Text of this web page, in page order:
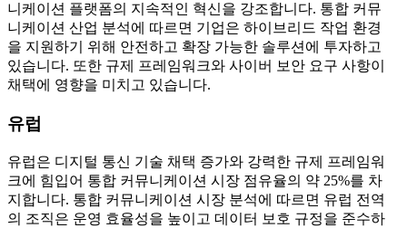
니케이션 플랫폼의 지속적인 혁신을 강조합니다. 통합 커뮤
니케이션 산업 분석에 따르면 기업은 하이브리드 작업 환경
을 지원하기 위해 안전하고 확장 가능한 솔루션에 투자하고
있습니다. 또한 규제 프레임워크와 사이버 보안 요구 사항이
채택에 영향을 미치고 있습니다.
유럽
유럽은 디지털 통신 기술 채택 증가와 강력한 규제 프레임워
크에 힘입어 통합 커뮤니케이션 시장 점유율의 약 25%를 차
지합니다. 통합 커뮤니케이션 시장 분석에 따르면 유럽 전역
의 조직은 운영 효율성을 높이고 데이터 보호 규정을 준수하